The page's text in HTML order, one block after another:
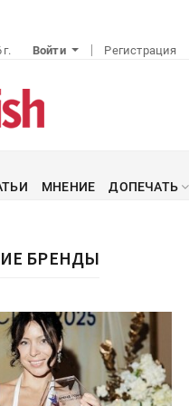
Войти Регистрация
МНЕНИЕ ДОПЕЧАТЬ
БРЕНДЫ